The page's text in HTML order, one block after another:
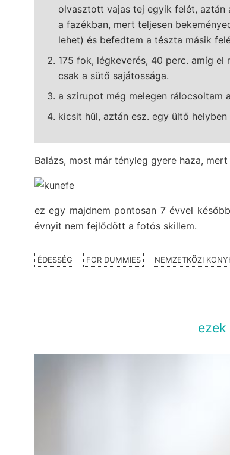
olvasztott vajas tej egyik felét, aztán
a fazékban, mert teljesen
lehet) és befedtem a tészta másik
175 fok, légkeverés, 40 perc. amíg
csak a sütő sajátossága.
a szirupot még melegen rálocsoltam
kicsit hűl, aztán esz. egy ültő helyben
Balázs, most már tényleg gyere haza,
ez egy majdnem pontosan 7 évvel
évnyit nem fejlődött a fotós skillem.
ÉDESSÉG FOR DUMMIES NEMZETKÖZI
ezek